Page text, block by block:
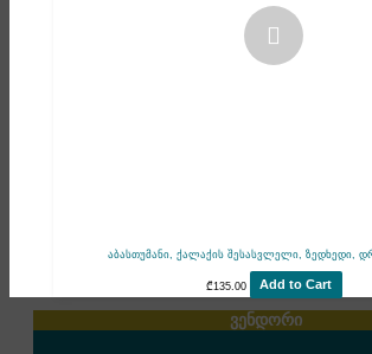
აბასთუმანი, ქალაქის შესასვლელი, ზედხედი,
₾135.00 Add to Cart
ვენდორი